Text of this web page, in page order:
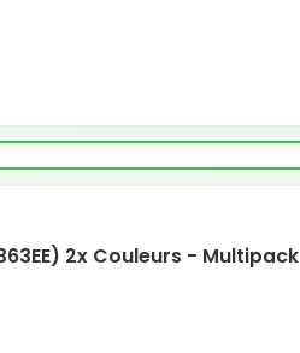
2x Couleurs - Multipack